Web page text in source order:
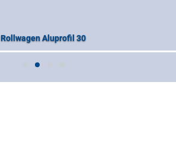
Rollwagen Aluprofil 30